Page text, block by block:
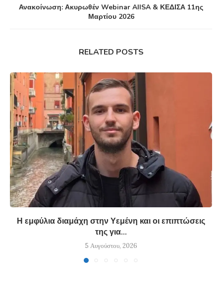
Ανακοίνωση: Ακυρωθέν Webinar AIISA & ΚΕΔΙΣΑ 11ης
Μαρτίου 2026
RELATED POSTS
Η εμφύλια διαμάχη στην Υεμένη και οι επιπτώσεις
της για...
5 Αυγούστου, 2026